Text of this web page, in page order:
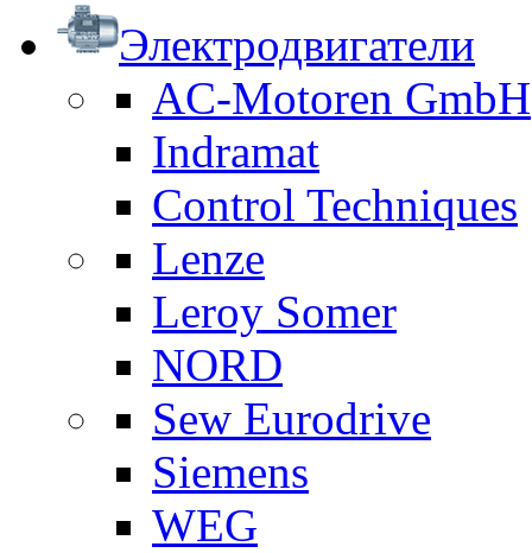
Электродвигатели
AC-Motoren GmbH
Indramat
Control Techniques
Lenze
Leroy Somer
NORD
Sew Eurodrive
Siemens
WEG